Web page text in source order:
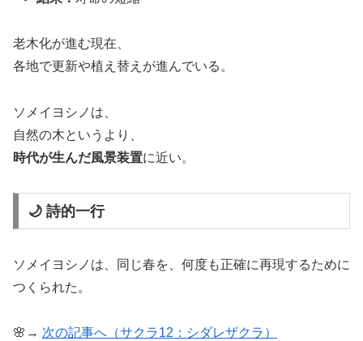
老木化が進む現在、
各地で更新や植え替えが進んでいる。
ソメイヨシノは、
自然の木というより、
時代が生んだ風景装置に近い。
🌙 詩的一行
ソメイヨシノは、同じ春を、何度も正確に再現するために
つくられた。
🌸→ 次の記事へ（サクラ12：シダレザクラ）